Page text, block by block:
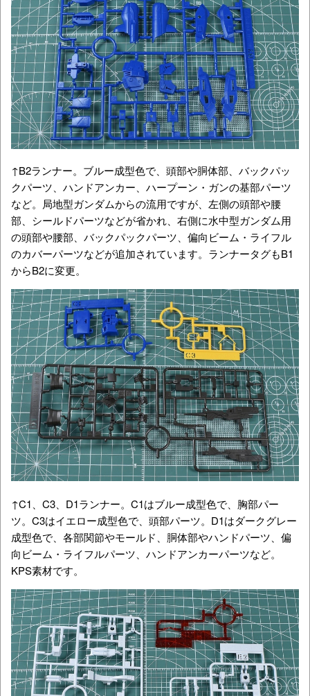
↑B2ランナー。ブルー成型色で、頭部や胴体部、バックパッ
クパーツ、ハンドアンカー、ハープーン・ガンの基部パーツ
など。局地型ガンダムからの流用ですが、左側の頭部や腰
部、シールドパーツなどが省かれ、右側に水中型ガンダム用
の頭部や腰部、バックパックパーツ、偏向ビーム・ライフル
のカバーパーツなどが追加されています。ランナータグもB1
からB2に変更。
↑C1、C3、D1ランナー。C1はブルー成型色で、胸部パー
ツ。C3はイエロー成型色で、頭部パーツ。D1はダークグレー
成型色で、各部関節やモールド、胴体部やハンドパーツ、偏
向ビーム・ライフルパーツ、ハンドアンカーパーツなど。
KPS素材です。